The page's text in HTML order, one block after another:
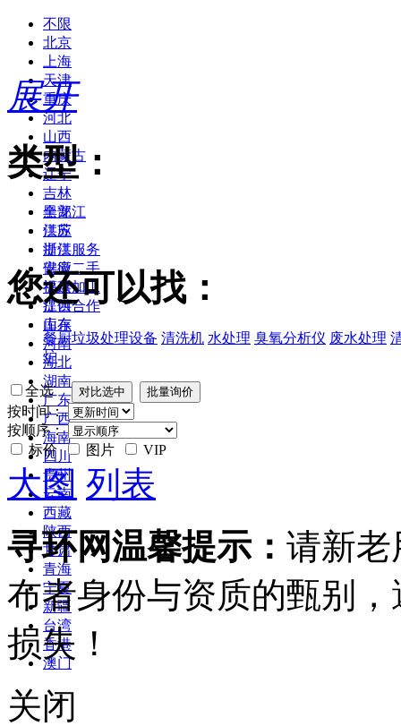
不限
北京
上海
天津
重庆
河北
山西
内蒙古
辽宁
吉林
黑龙江
江苏
浙江
安徽
福建
江西
山东
河南
湖北
湖南
广东
广西
海南
四川
贵州
云南
西藏
陕西
甘肃
青海
宁夏
新疆
台湾
香港
澳门
展开
类型：
全部
供应
提供服务
供应二手
提供加工
提供合作
库存
您还可以找：
餐厨垃圾处理设备 清洗机 水处理 臭氧分析仪 废水处理
炉
全选
按时间：
按顺序：
标价
图片 VIP
大图 列表
寻环网温馨提示： 请新老
布者身份与资质的甄别
损失！
关闭